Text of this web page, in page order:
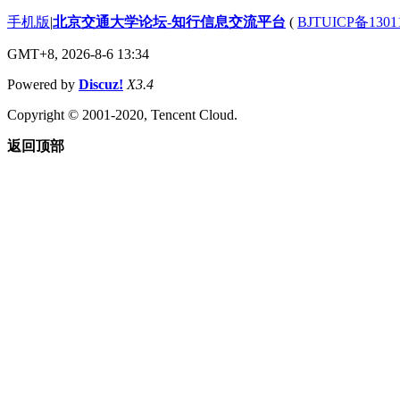
手机版|北京交通大学论坛-知行信息交流平台 ( BJTUICP备
GMT+8, 2026-8-6 13:34
Powered by Discuz! X3.4
Copyright © 2001-2020, Tencent Cloud.
返回顶部